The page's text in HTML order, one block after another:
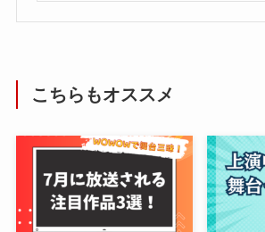
こちらもオススメ